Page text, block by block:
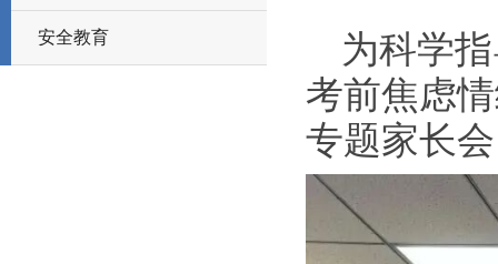
安全教育
为科学
考前焦虑
专题家长